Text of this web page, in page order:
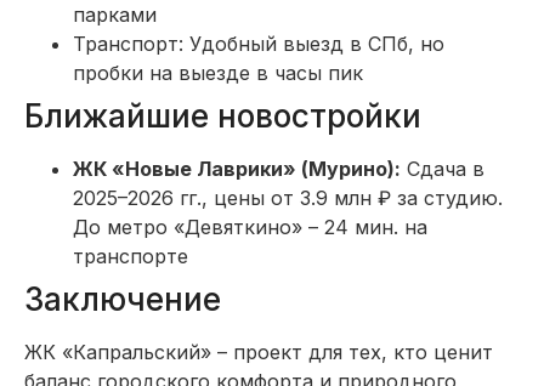
парками
Транспорт: Удобный выезд в СПб, но
пробки на выезде в часы пик
Ближайшие новостройки
ЖК «Новые Лаврики» (Мурино): Сдача в
2025–2026 гг., цены от 3.9 млн ₽ за студию.
До метро «Девяткино» – 24 мин. на
транспорте
Заключение
ЖК «Капральский» – проект для тех, кто ценит